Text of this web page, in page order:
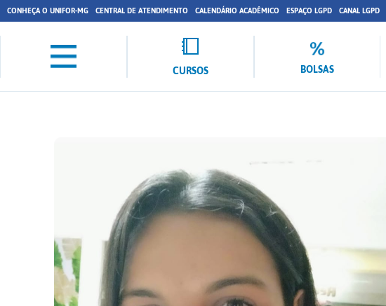
CONHEÇA O UNIFOR-MG CENTRAL DE ATENDIMENTO CALENDÁRIO ACADÊMICO ESPAÇO LGPD CANAL LGPD
CURSOS BOLSAS